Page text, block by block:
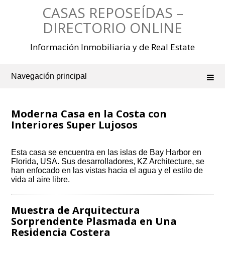
CASAS REPOSEÍDAS –
DIRECTORIO ONLINE
Información Inmobiliaria y de Real Estate
Navegación principal
Moderna Casa en la Costa con
Interiores Super Lujosos
Esta casa se encuentra en las islas de Bay Harbor en
Florida, USA. Sus desarrolladores, KZ Architecture, se
han enfocado en las vistas hacia el agua y el estilo de
vida al aire libre.
Muestra de Arquitectura
Sorprendente Plasmada en Una
Residencia Costera